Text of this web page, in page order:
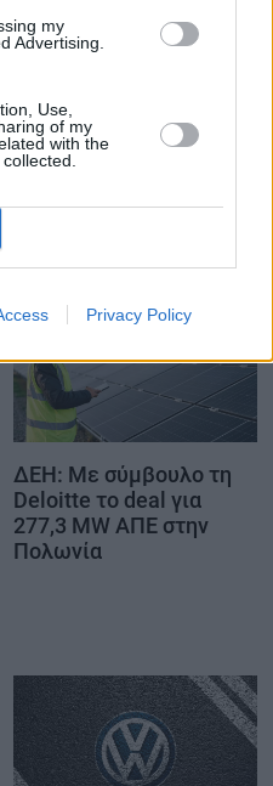
my
Advertising.
Use,
of my
with the
Privacy Policy
ισορροπίες
ΔΕΗ: Με σύμβουλο τη
Deloitte το deal για
277,3 MW ΑΠΕ στην
Πολωνία